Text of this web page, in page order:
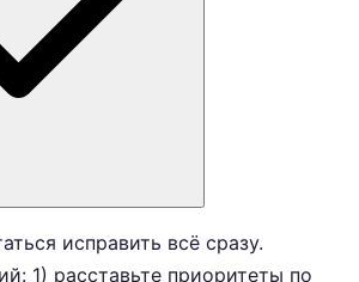
исправить всё сразу.
1) расставьте приоритеты по